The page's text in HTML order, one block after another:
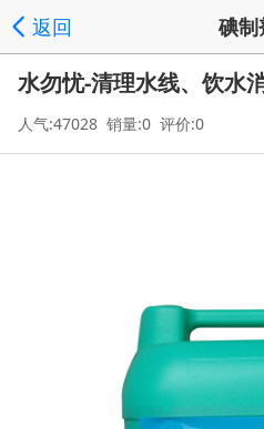
返回 碘制
水勿忧-清理水线、饮水
人气:47028 销量:0 评价:0